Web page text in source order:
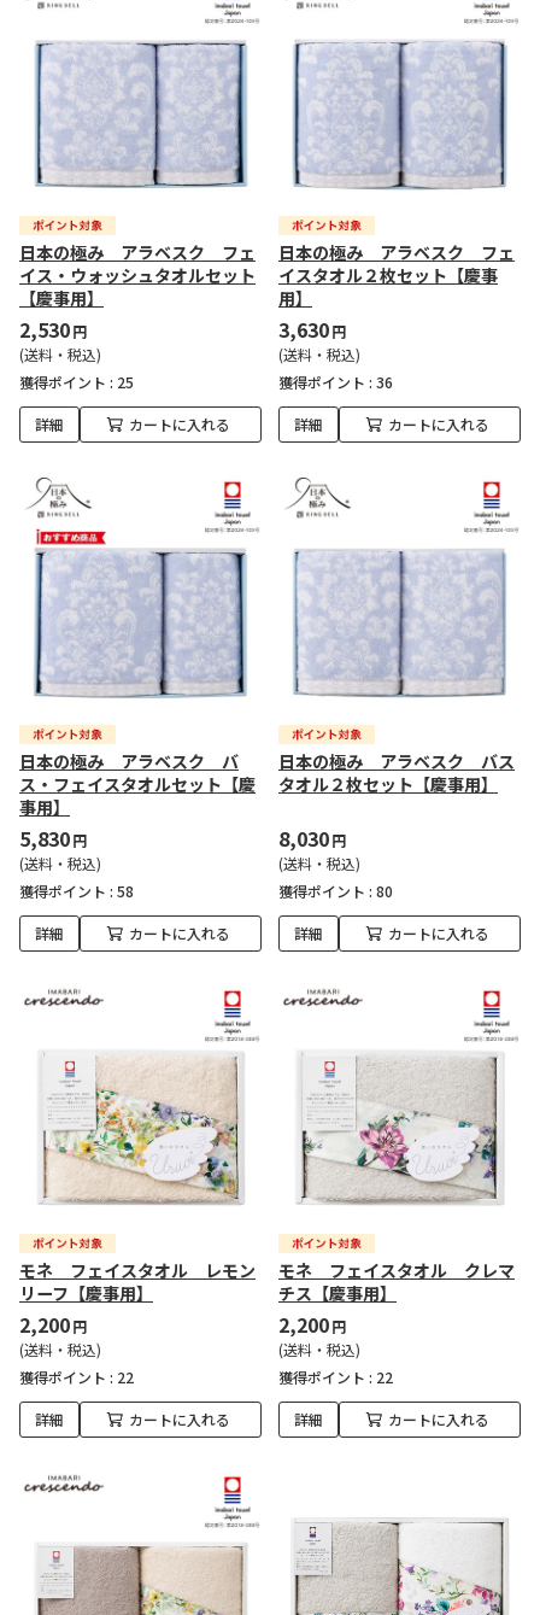
日本の極み アラベスク フェ
イス・ウォッシュタオルセット
【慶事用】
2,530円
(送料・税込)
獲得ポイント : 25
詳細 カートに入れる
日本の極み アラベスク フェ
イスタオル２枚セット【慶事
用】
3,630円
(送料・税込)
獲得ポイント : 36
詳細 カートに入れる
日本の極み アラベスク バ
ス・フェイスタオルセット【慶
事用】
5,830円
(送料・税込)
獲得ポイント : 58
詳細 カートに入れる
日本の極み アラベスク バス
タオル２枚セット【慶事用】
8,030円
(送料・税込)
獲得ポイント : 80
詳細 カートに入れる
モネ フェイスタオル レモン
リーフ【慶事用】
2,200円
(送料・税込)
獲得ポイント : 22
詳細 カートに入れる
モネ フェイスタオル クレマ
チス【慶事用】
2,200円
(送料・税込)
獲得ポイント : 22
詳細 カートに入れる